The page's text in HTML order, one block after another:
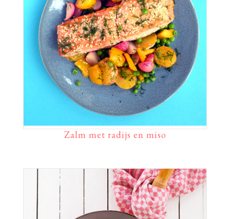
Zalm met radijs en miso